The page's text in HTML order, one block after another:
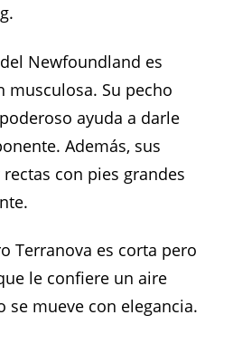
Newfoundland es
musculosa. Su pecho
ayuda a darle
Además, sus
con pies grandes
Terranova es corta pero
le confiere un aire
se mueve con elegancia.